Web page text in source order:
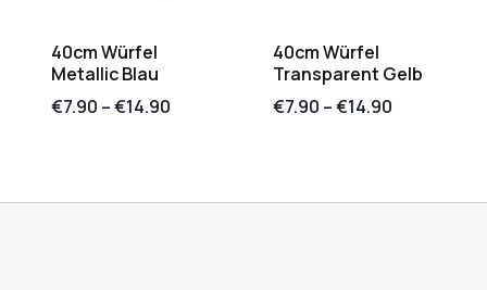
40cm Würfel
Metallic Blau
€7.90 –€14.90
40cm Würfel
Transparent Gelb
€7.90 –€14.90